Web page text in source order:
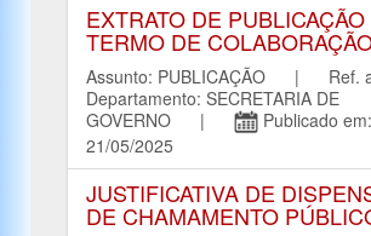
EXTRATO DE PUBLICAÇÃO
TERMO DE
Assunto: PUBLICAÇÃO | Ref.
Departamento: SECRETARIA DE
GOVERNO |
Publicado em:
21/05/2025
JUSTIFICATIVA DE
DE CHAMAMENTO